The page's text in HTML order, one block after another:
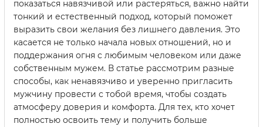
показаться навязчивой или растеряться, важно найти
тонкий и естественный подход, который поможет
выразить свои желания без лишнего давления. Это
касается не только начала новых отношений, но и
поддержания огня с любимым человеком или даже
собственным мужем. В статье рассмотрим разные
способы, как ненавязчиво и уверенно пригласить
мужчину провести с тобой время, чтобы создать
атмосферу доверия и комфорта. Для тех, кто хочет
полностью освоить тему и получить больше